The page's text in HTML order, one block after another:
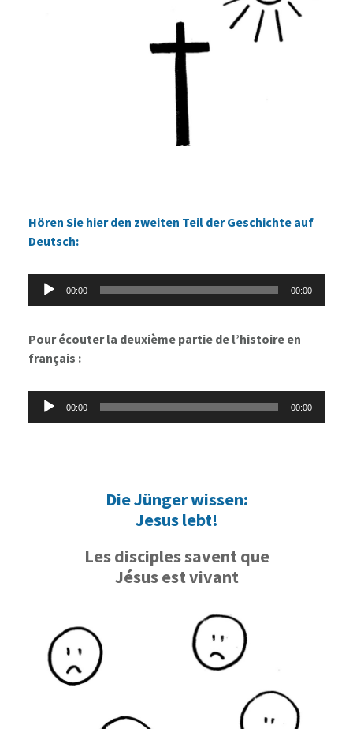
Hören Sie hier den zweiten Teil der Geschichte auf
Deutsch:
Lecteur
audio
00:00 00:00
Pour écouter la deuxième partie de l’histoire en
français :
Lecteur
audio
00:00 00:00
Die Jünger wissen:
Jesus lebt!
Les disciples savent que
Jésus est vivant